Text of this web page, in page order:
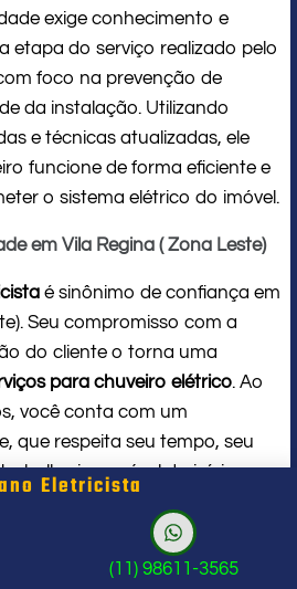
exige conhecimento e
etapa do serviço realizado pelo
foco na prevenção de
da instalação. Utilizando
e técnicas atualizadas, ele
funcione de forma eficiente e
o sistema elétrico do imóvel.
em Vila Regina ( Zona Leste)
é sinônimo de confiança em
Seu compromisso com a
do cliente o torna uma
para chuveiro elétrico. Ao
você conta com um
que respeita seu tempo, seu
impecável do início ao
sinais que
Eletricista
(11) 98611-3565